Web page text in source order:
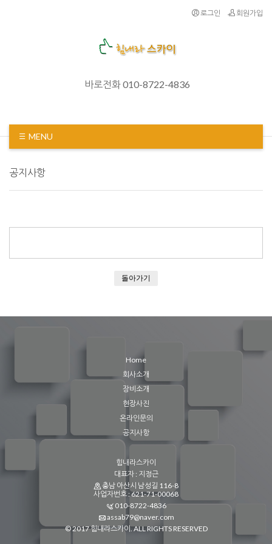
로그인 회원가입
바로전화 010-8722-4836
MENU
공지사항
돌아가기
Home
회사소개
장비소개
현장사진
온라인문의
공지사항
힘내라스카이
대표자 : 지정근
충남 아산시 남성길 116-8
사업자번호 : 621-71-00068
010-8722-4836
assab79@naver.com
© 2017 힘내라스카이. ALL RIGHTS RESERVED